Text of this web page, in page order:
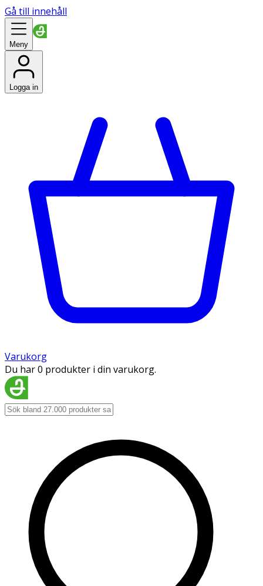
Gå till innehåll
Meny
Logga in
Varukorg
Du har 0 produkter i din varukorg.